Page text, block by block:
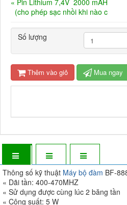
« Pin Lithium 7,4V 2000 mAH
(cho phép sạc nhồi khi nào c
Số lượng
Thêm vào giỏ Mua ngay
Thông số kỹ thuật Máy bộ đàm BF-
« Dãi tần: 400-470MHZ
« Sử dụng được cùng lúc 2 băng tần
« Công suất: 5 W